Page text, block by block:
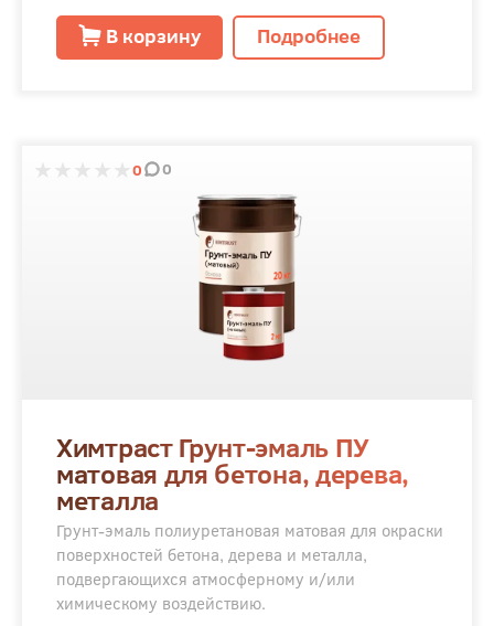
В корзину
Подробнее
0 0
Химтраст Грунт-эмаль ПУ
матовая для бетона, дерева,
металла
Грунт-эмаль полиуретановая матовая для окраски
поверхностей бетона, дерева и металла,
подвергающихся атмосферному и/или
химическому воздействию.